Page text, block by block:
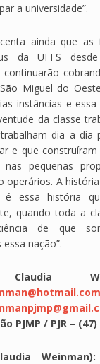
a universidade”.
ainda que
da UFFS
continuarão
Miguel do
instâncias e
da classe
dia a dia
e que
pequenas
operários. A
é essa história
quando toda a
de que
nação”.
Claudia
PJMP / PJR –